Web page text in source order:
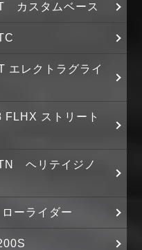
カスタムベース
エレクトラグライ
ストリート
ヘリテイジノ
ーライダー